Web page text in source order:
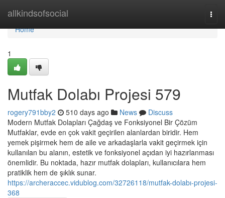
allkindsofsocial
Home
Home
1
Mutfak Dolabı Projesi 579
rogery791bby2 510 days ago News
Discuss
Modern Mutfak Dolapları Çağdaş ve Fonksiyonel Bir Çözüm
Mutfaklar, evde en çok vakit geçirilen alanlardan biridir. Hem
yemek pişirmek hem de aile ve arkadaşlarla vakit geçirmek için
kullanılan bu alanın, estetik ve fonksiyonel açıdan iyi hazırlanması
önemlidir. Bu noktada, hazır mutfak dolapları, kullanıcılara hem
pratiklik hem de şıklık sunar.
https://archeraccec.vidublog.com/32726118/mutfak-dolabı-projesi-
368